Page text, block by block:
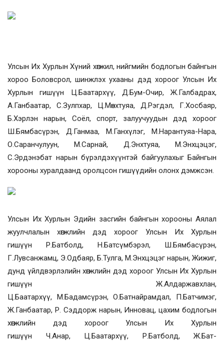
Улсын Их Хурлын Хүний хөгжил, нийгмийн бодлогын байнгын
хорооБоловсрол, шинжлэх ухааны дэд хороог Улсын Их
Хурлын гишүүн Ц.Баатархүү, Д.Бум-Очир, Ж.Галбадрах,
А.Ганбаатар, С.Зулпхар, Ц.Мөнхтуяа, Д.Рэгдэл, Г.Хосбаяр,
Б.Хэрлэн нарын, Соёл, спорт, залуучуудын дэд хороог
Ш.Бямбасүрэн, Д.Ганмаа, М.Ганхүлэг, М.Нарантуяа-Нара,
О.Саранчулуун, М.Сарнай, Д.Энхтуяа, М.Энхцэцэг,
С.Эрдэнэбат нарын бүрэлдэхүүнтэй байгуулахыг Байнгын
хорооны хуралдаанд оролцсон гишүүдийн олонх дэмжсэн.
Улсын Их Хурлын Эдийн засгийн байнгын хорооныАялал
жуулчлалын хөгжлийн дэд хороог Улсын Их Хурлын
гишүүн Р.Батболд, Н.Батсүмбэрэл, Ш.Бямбасүрэн,
Г.Лувсанжамц, Э.Одбаяр, Б.Тулга, М.Энхцэцэг нарын, Жижиг,
дунд үйлдвэрлэлийн хөгжлийндэд хороог Улсын Их Хурлын
гишүүн Ж.Алдаржавхлан,
Ц.Баатархүү, М.Бадамсүрэн,О.Батнайрамдал, П.Батчимэг,
Ж.Ганбаатар, Р. Сэддорж нарын, Инновац, цахим бодлогын
хөгжлийн дэд хороог Улсын Их Хурлын
гишүүн Ч.Анар, Ц.Баатархүү, Р.Батболд, Ж.Бат-